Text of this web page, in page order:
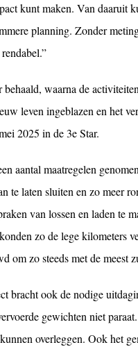
kunt maken. Van daaruit
planning. Zonder
waarna de
leven ingeblazen en het
2025 in de 3e Star.
aantal maatregelen
te laten sluiten en zo meer
van lossen en laden te
zo de lege kilometers
om zo steeds met de meest
bracht ook de nodige
gewichten niet
overleggen. Ook het